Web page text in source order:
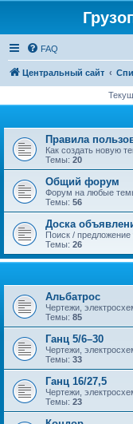
FAQ
Центральный сайт
Правила
Как создать новую
Темы: 20
Общий форум
Форум на любые
Темы: 56
Доска
Поиск / предложение
Темы: 26
Альбатрос
Чертежи,
Темы: 85
Ганц 5/6–30
Чертежи,
Темы: 33
Ганц 16/27,5
Чертежи,
Темы: 23